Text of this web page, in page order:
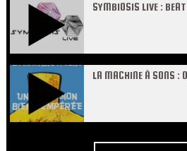
SYMBIOSIS LIVE :
LA MACHINE À SONS